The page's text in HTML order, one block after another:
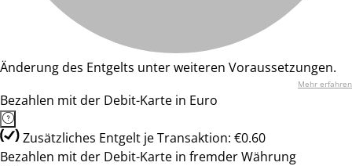
Änderung des Entgelts unter weiteren Voraussetzungen.
Mehr erfahren
Bezahlen mit der Debit-Karte in Euro
Zusätzliches Entgelt je Transaktion: €0.60
Bezahlen mit der Debit-Karte in fremder Währung